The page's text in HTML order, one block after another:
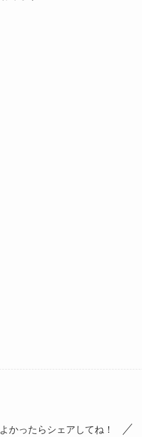
よかったらシェアしてね！